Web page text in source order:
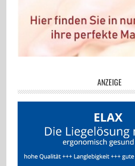
ANZEIGE